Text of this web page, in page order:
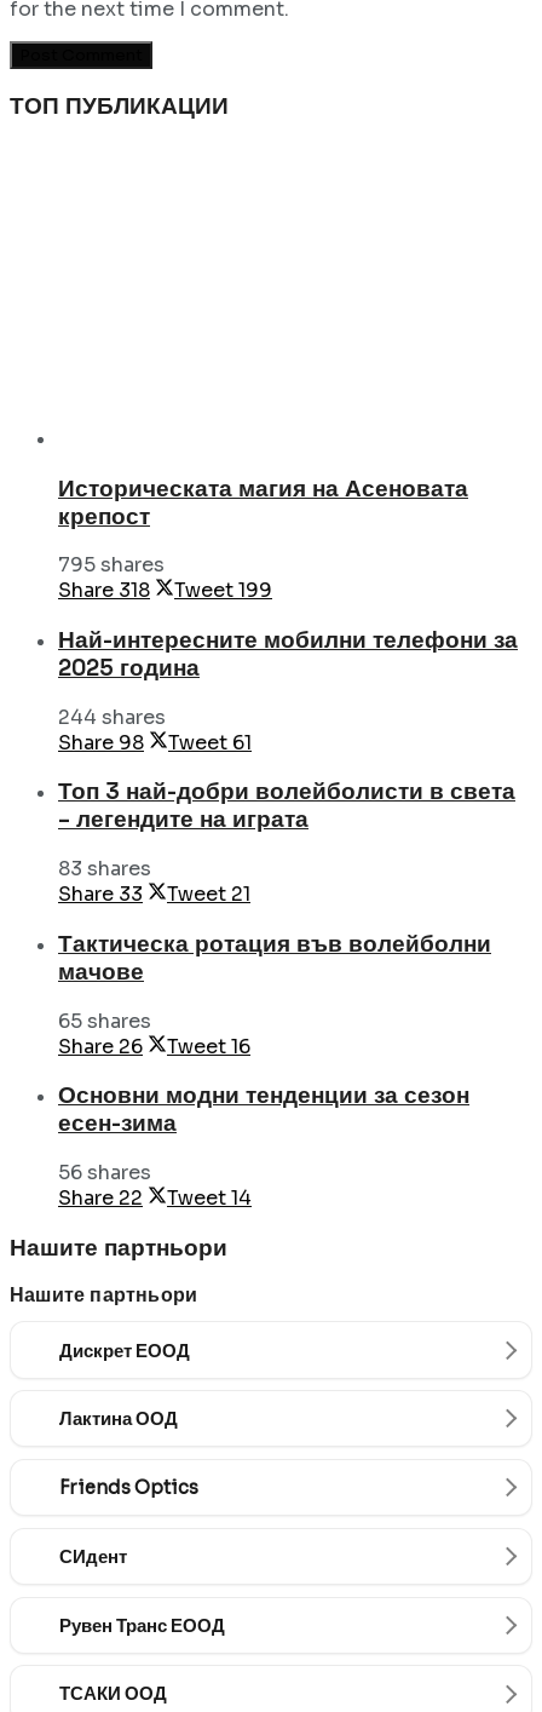
for the next time I comment.
ТОП ПУБЛИКАЦИИ
Историческата магия на Асеновата
крепост
795 shares
Share 318 Tweet199
Най-интересните мобилни телефони за
2025 година
244 shares
Share 98 Tweet 61
Топ 3 най-добри волейболисти в света
– легендите на играта
83 shares
Share 33 Tweet 21
Тактическа ротация във волейболни
мачове
65 shares
Share 26 Tweet16
Основни модни тенденции за сезон
есен-зима
56 shares
Share 22 Tweet14
Нашите партньори
Нашите партньори
Дискрет ЕООД
Лактина ООД
Friends Optics
СИдент
Рувен Транс ЕООД
ТСАКИ ООД